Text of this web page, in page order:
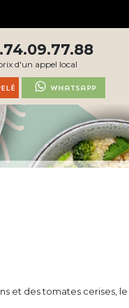
d'un appel local
Whatsapp
et des tomates cerises,